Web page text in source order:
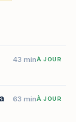
43 minÀ JOUR
63 minÀ JOUR